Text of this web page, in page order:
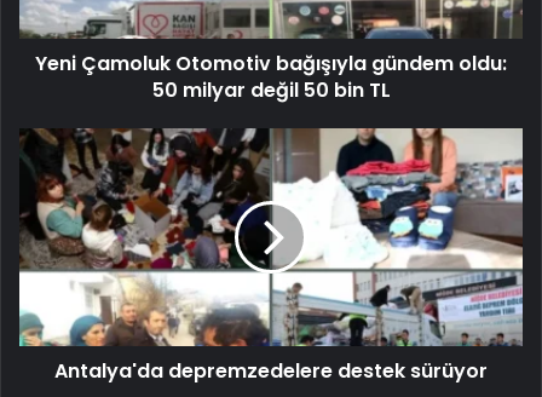
Yeni Çamoluk Otomotiv bağışıyla gündem oldu:
50 milyar değil 50 bin TL
Antalya'da depremzedelere destek sürüyor